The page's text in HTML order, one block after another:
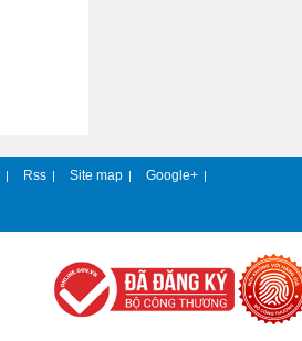
| Rss | Site map | Google+ |